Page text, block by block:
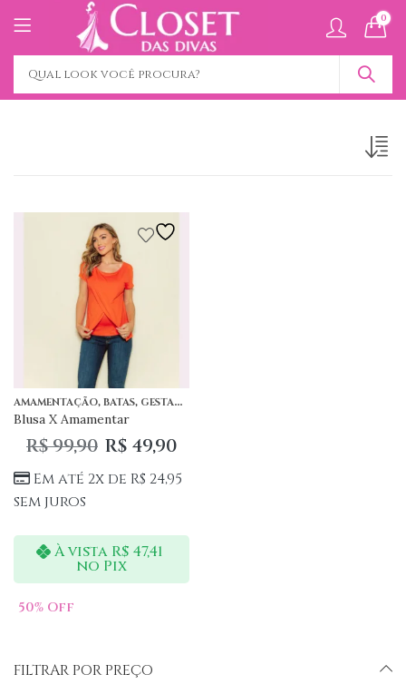
0
AMAMENTAÇÃO, BATAS, GESTANTE
Blusa X Amamentar
R$99,90 R$ 49,90
Em até 2x de R$ 24,95
sem juros
À vista R$ 47,41
no Pix
50% Off
FILTRAR POR PREÇO